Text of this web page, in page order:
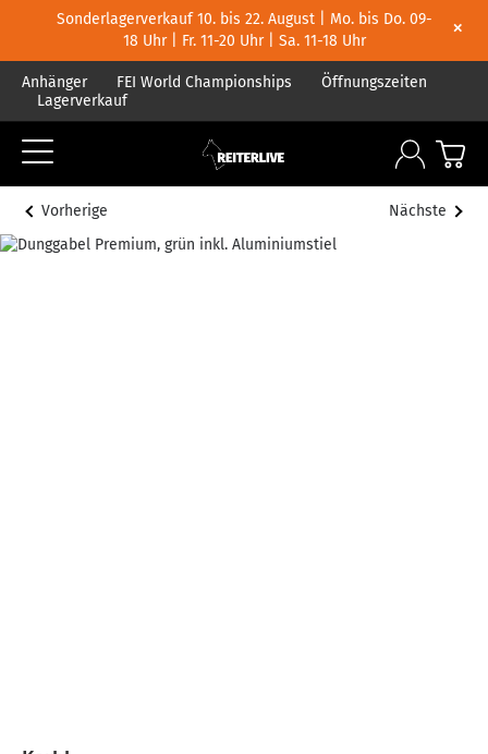
Sonderlagerverkauf 10. bis 22. August | Mo. bis Do. 09-
18 Uhr | Fr. 11-20 Uhr | Sa. 11-18 Uhr
×
Anhänger FEI World Championships
Öffnungszeiten
Lagerverkauf
Vorherige Nächste